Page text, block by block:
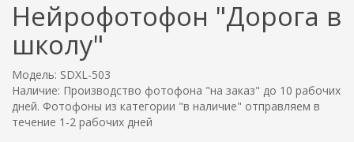
Нейрофотофон "Дорога в
школу"
Модель: SDXL-503
Наличие: Производство фотофона "на заказ" до 10 рабочих
дней. Фотофоны из категории "в наличие" отправляем в
течение 1-2 рабочих дней